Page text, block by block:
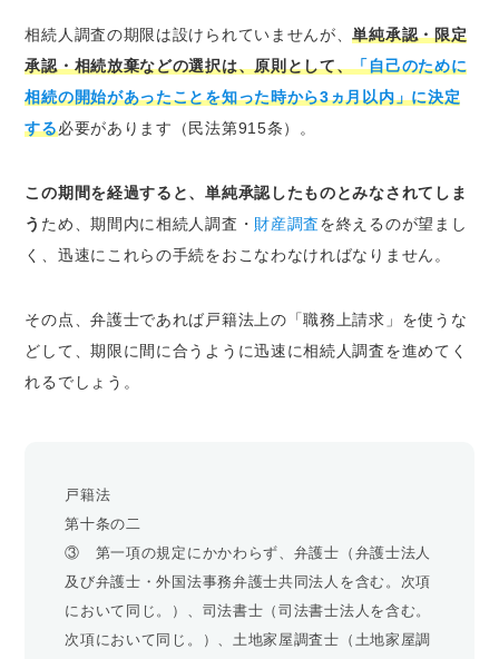
相続人調査の期限は設けられていませんが、単純承認・限定
承認・相続放棄などの選択は、原則として、「自己のために
相続の開始があったことを知った時から3ヵ月以内」に決定
する必要があります（民法第915条）。
この期間を経過すると、単純承認したものとみなされてしま
う ため、期間内に相続人調査・ 財産調査を終えるのが望まし
く、迅速にこれらの手続をおこなわなければなりません。
その点、弁護士であれば戸籍法上の「職務上請求」を使うな
どして、期限に間に合うように迅速に相続人調査を進めてく
れるでしょう。
戸籍法
第十条の二
③ 第一項の規定にかかわらず、弁護士（弁護士法人
及び弁護士・外国法事務弁護士共同法人を含む。次項
において同じ。）、司法書士（司法書士法人を含む。
次項において同じ。）、土地家屋調査士（土地家屋調